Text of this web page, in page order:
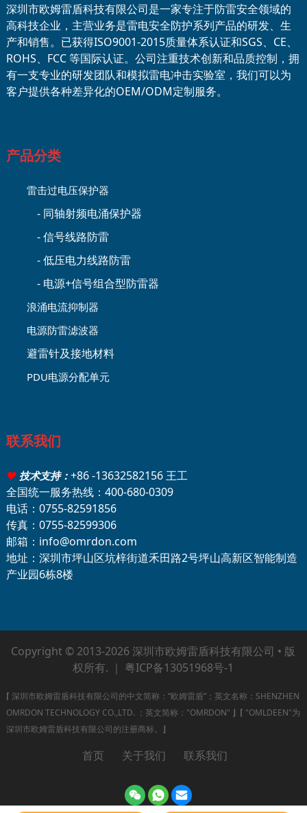
深圳市欧姆雷盾科技有限公司是一家专注于防雷安全领域的
高科技企业，主营业务是雷电安全防护系列产品的研发、生
产和销售。已获得ISO9001-2015质量体系认证和SGS、CE、
ROHS、FCC 等国际认证。公司注重技术创新和品质控制，拥
有一支专业的研发团队和模拟雷电冲击实验室，我们可以为
客户提供各种差异化的OEM/ODM定制服务。
产品分类
雷击过电压保护器
- 同轴射频电涌保护器
- 信号线路防雷
- 低压电力线路防雷
- 电源+信号组合型防雷器
浪涌电流抑制器
电源防雷滤波器
避雷针及接地材料
PDU电源分配单元
联系我们
♥技术支持： +86 -13632582156 王工
全国统一服务热线：400-680-0309
电话：0755-82591856
传真：0755-82599306
邮箱：info@omrdon.com
地址：深圳市坪山区坑梓街道禾田路2号坪山高新区智能制造
产业园6栋8楼
Copyright © 2013-2026 深圳市欧姆雷盾科技有限公司 • 版
权所有. ｜粤ICP备13051968号-1
⌈ 深圳市欧姆雷盾科技有限公司的中文简称：“欧姆雷盾”；英文名称：SHENZHEN
OMRDON TECHNOLOGY CO.,LTD. ；英文简称："OMRDON" ⌋ ⌈ "OMLDEEN"为
深圳市欧姆雷盾科技有限公司的注册商标。 ⌋
首页 关于我们 联系我们